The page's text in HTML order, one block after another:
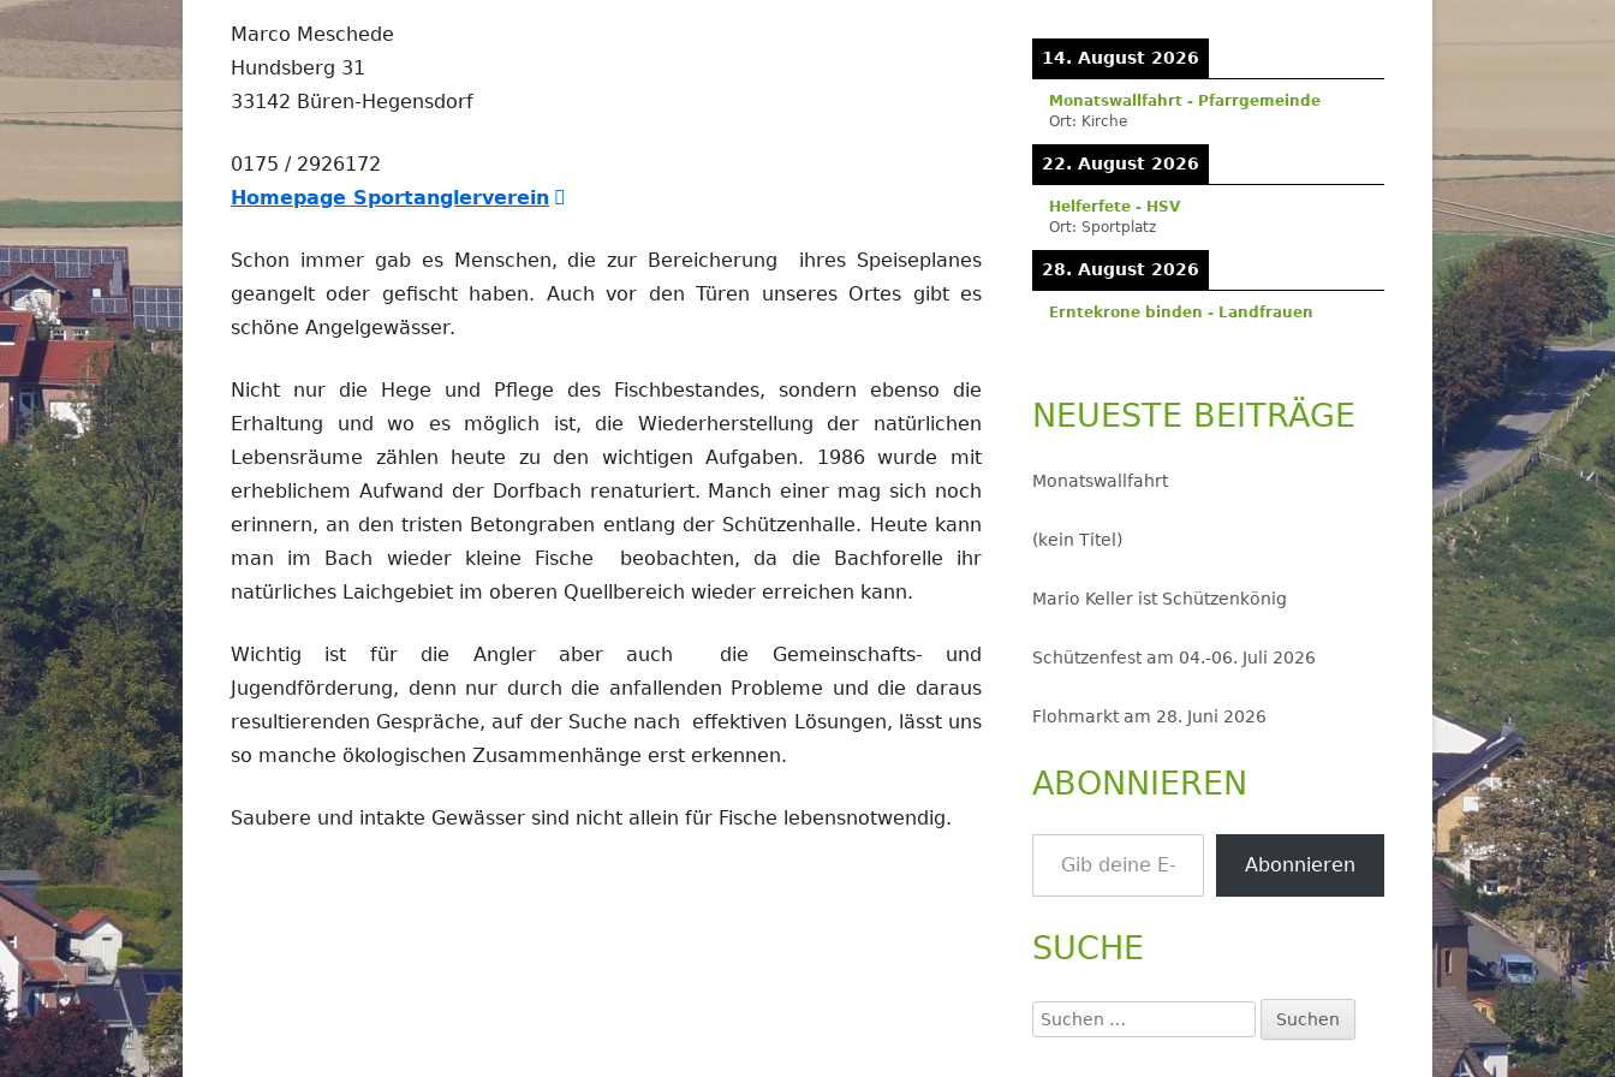
Marco Meschede
Hundsberg 31
33142 Büren-Hegensdorf
0175 / 2926172
Homepage Sportanglerverein
Fenster
öffnen
Schon immer gab es Menschen, die zur Bereicherung ihres Speiseplanes
geangelt oder gefischt haben. Auch vor den Türen unseres Ortes gibt es
schöne Angelgewässer.
Nicht nur die Hege und Pflege des Fischbestandes, sondern ebenso die
Erhaltung und wo es möglich ist, die Wiederherstellung der natürlichen
Lebensräume zählen heute zu den wichtigen Aufgaben. 1986 wurde mit
erheblichem Aufwand der Dorfbach renaturiert. Manch einer mag sich noch
erinnern, an den tristen Betongraben entlang der Schützenhalle. Heute kann
man im Bach wieder kleine Fische beobachten, da die Bachforelle ihr
natürliches Laichgebiet im oberen Quellbereich wieder erreichen kann.
Wichtig ist für die Angler aber auch die Gemeinschafts- und
Jugendförderung, denn nur durch die anfallenden Probleme und die daraus
resultierenden Gespräche, auf der Suche nach effektiven Lösungen, lässt uns
so manche ökologischen Zusammenhänge erst erkennen.
Saubere und intakte Gewässer sind nicht allein für Fische lebensnotwendig.
14. August 2026
Monatswallfahrt - Pfarrgemeinde
Ort: Kirche
22. August 2026
Helferfete - HSV
Ort:Sportplatz
28. August 2026
Erntekrone binden - Landfrauen
NEUESTE BEITRÄGE
Monatswallfahrt
(kein Titel)
Mario Keller ist Schützenkönig
Schützenfest am 04.-06. Juli 2026
Flohmarkt am 28. Juni 2026
ABONNIEREN
Gib deine E-Mail-Adresse ein ...
Abonnieren
SUCHE
Suchen
nach: